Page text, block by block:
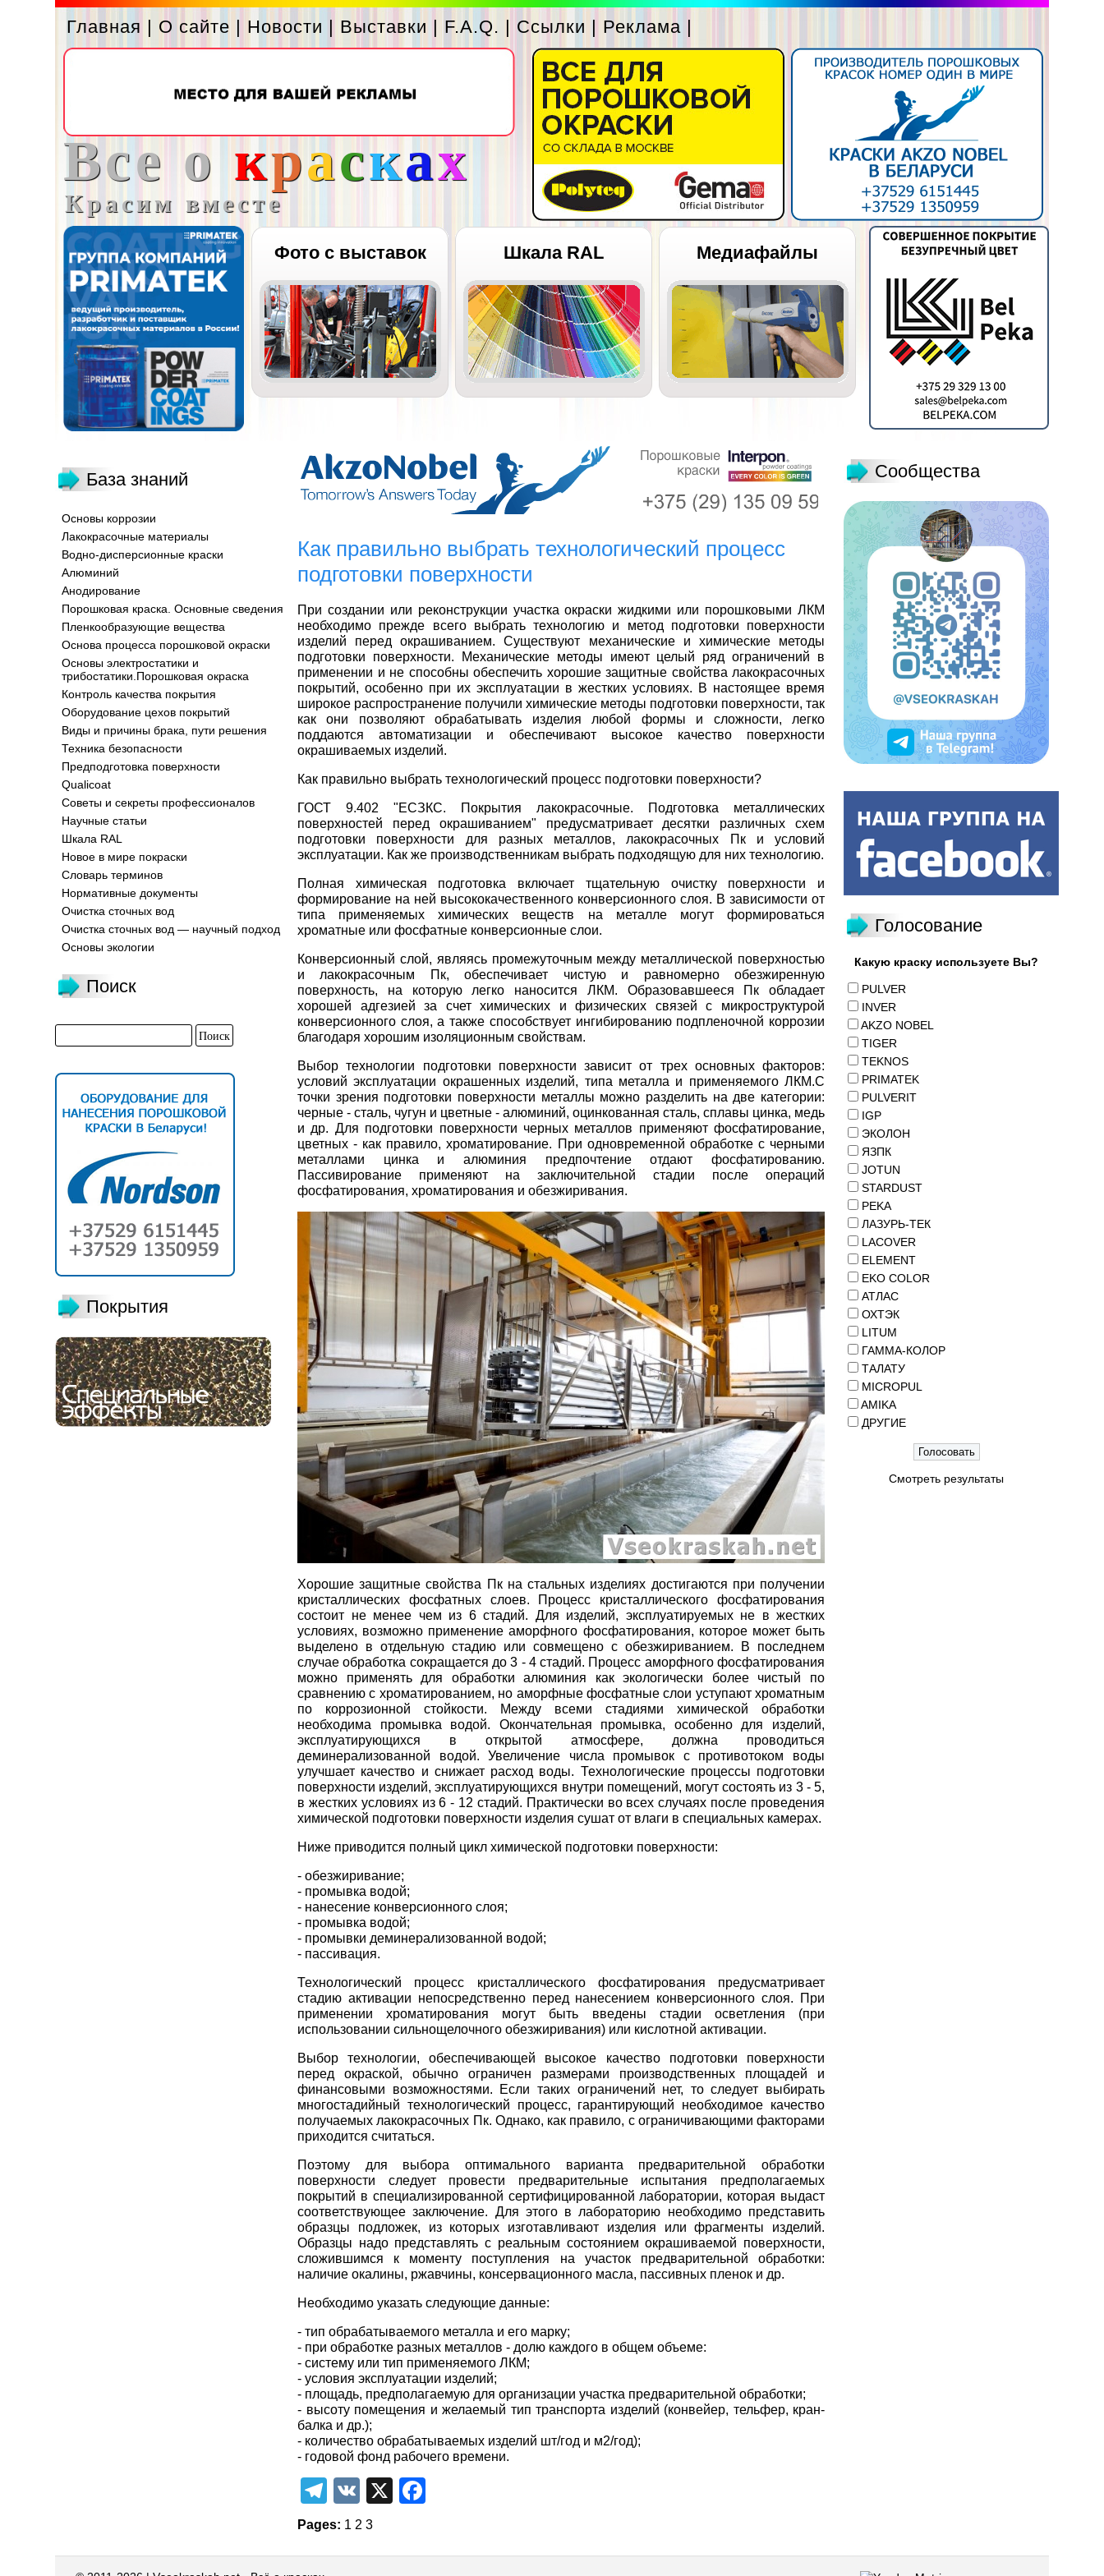
Главная | О сайте | Новости | Выставки | F.A.Q. | Ссылки | Реклама |
Все о красках
Красим вместе
Фото с выставок Шкала RAL Медиафайлы
База знаний
Основы коррозии
Лакокрасочные материалы
Водно-дисперсионные краски
Алюминий
Анодирование
Порошковая краска. Основные сведения
Пленкообразующие вещества
Основа процесса порошковой окраски
Основы электростатики и
трибостатики.Порошковая окраска
Контроль качества покрытия
Оборудование цехов покрытий
Виды и причины брака, пути решения
Техника безопасности
Предподготовка поверхности
Qualicoat
Советы и секреты профессионалов
Научные статьи
Шкала RAL
Новое в мире покраски
Словарь терминов
Нормативные документы
Очистка сточных вод
Очистка сточных вод — научный подход
Основы экологии
Поиск
Покрытия
Как правильно выбрать технологический процесс
подготовки поверхности
При создании или реконструкции участка окраски жидкими или порошковыми ЛКМ
необходимо прежде всего выбрать технологию и метод подготовки поверхности
изделий перед окрашиванием. Существуют механические и химические методы
подготовки поверхности. Механические методы имеют целый ряд ограничений в
применении и не способны обеспечить хорошие защитные свойства лакокрасочных
покрытий, особенно при их эксплуатации в жестких условиях. В настоящее время
широкое распространение получили химические методы подготовки поверхности, так
как они позволяют обрабатывать изделия любой формы и сложности, легко
поддаются автоматизации и обеспечивают высокое качество поверхности
окрашиваемых изделий.
Как правильно выбрать технологический процесс подготовки поверхности?
ГОСТ 9.402 "ЕСЗКС. Покрытия лакокрасочные. Подготовка металлических
поверхностей перед окрашиванием" предусматривает десятки различных схем
подготовки поверхности для разных металлов, лакокрасочных Пк и условий
эксплуатации. Как же производственникам выбрать подходящую для них технологию.
Полная химическая подготовка включает тщательную очистку поверхности и
формирование на ней высококачественного конверсионного слоя. В зависимости от
типа применяемых химических веществ на металле могут формироваться
хроматные или фосфатные конверсионные слои.
Конверсионный слой, являясь промежуточным между металлической поверхностью
и лакокрасочным Пк, обеспечивает чистую и равномерно обезжиренную
поверхность, на которую легко наносится ЛКМ. Образовавшееся Пк обладает
хорошей адгезией за счет химических и физических связей с микроструктурой
конверсионного слоя, а также способствует ингибированию подпленочной коррозии
благодаря хорошим изоляционным свойствам.
Выбор технологии подготовки поверхности зависит от трех основных факторов:
условий эксплуатации окрашенных изделий, типа металла и применяемого ЛКМ.С
точки зрения подготовки поверхности металлы можно разделить на две категории:
черные - сталь, чугун и цветные - алюминий, оцинкованная сталь, сплавы цинка, медь
и др. Для подготовки поверхности черных металлов применяют фосфатирование,
цветных - как правило, хроматирование. При одновременной обработке с черными
металлами цинка и алюминия предпочтение отдают фосфатированию.
Пассивирование применяют на заключительной стадии после операций
фосфатирования, хроматирования и обезжиривания.
Хорошие защитные свойства Пк на стальных изделиях достигаются при получении
кристаллических фосфатных слоев. Процесс кристаллического фосфатирования
состоит не менее чем из 6 стадий. Для изделий, эксплуатируемых не в жестких
условиях, возможно применение аморфного фосфатирования, которое может быть
выделено в отдельную стадию или совмещено с обезжириванием. В последнем
случае обработка сокращается до 3 - 4 стадий. Процесс аморфного фосфатирования
можно применять для обработкиалюминия как экологически более чистый по
сравнению с хроматированием, но аморфные фосфатные слои уступают хроматным
по коррозионной стойкости. Между всеми стадиями химической обработки
необходима промывка водой. Окончательная промывка, особенно для изделий,
эксплуатирующихся в открытой атмосфере, должна проводиться
деминерализованной водой. Увеличение числа промывок с противотоком воды
улучшает качество и снижает расход воды. Технологические процессы подготовки
поверхности изделий, эксплуатирующихся внутри помещений, могут состоять из 3 - 5,
в жестких условиях из 6 - 12 стадий. Практически во всех случаях после проведения
химической подготовки поверхности изделия сушат от влаги в специальных камерах.
Ниже приводится полный цикл химической подготовки поверхности:
- обезжиривание;
- промывка водой;
- нанесение конверсионного слоя;
- промывка водой;
- промывки деминерализованной водой;
- пассивация.
Технологический процесс кристаллического фосфатирования предусматривает
стадию активации непосредственно перед нанесением конверсионного слоя. При
применении хроматирования могут быть введены стадии осветления (при
использовании сильнощелочного обезжиривания) или кислотной активации.
Выбор технологии, обеспечивающей высокое качество подготовки поверхности
перед окраской, обычно ограничен размерами производственных площадей и
финансовыми возможностями. Если таких ограничений нет, то следует выбирать
многостадийный технологический процесс, гарантирующий необходимое качество
получаемых лакокрасочных Пк. Однако, как правило, с ограничивающими факторами
приходится считаться.
Поэтому для выбора оптимального варианта предварительной обработки
поверхности следует провести предварительные испытания предполагаемых
покрытий в специализированной сертифицированной лаборатории, которая выдаст
соответствующее заключение. Для этого в лабораторию необходимо представить
образцы подложек, из которых изготавливают изделия или фрагменты изделий.
Образцы надо представлять с реальным состоянием окрашиваемой поверхности,
сложившимся к моменту поступления на участок предварительной обработки:
наличие окалины, ржавчины, консервационного масла, пассивных пленок и др.
Необходимо указать следующие данные:
- тип обрабатываемого металла и его марку;
- при обработке разных металлов - долю каждого в общем объеме:
- систему или тип применяемого ЛКМ;
- условия эксплуатации изделий;
- площадь, предполагаемую для организации участка предварительной обработки;
- высоту помещения и желаемый тип транспорта изделий (конвейер, тельфер, кран-
балка и др.);
- количество обрабатываемых изделий шт/год и м2/год);
- годовой фонд рабочего времени.
Telegram
VK X
Pages: 1 2 3
Сообщества
Голосование
Какую краску используете Вы?
PULVER
INVER
AKZO NOBEL
TIGER
TEKNOS
PRIMATEK
PULVERIT
IGP
ЭКОЛОН
ЯЗПК
JOTUN
STARDUST
PEKA
ЛАЗУРЬ-ТЕК
LACOVER
ELEMENT
EKO COLOR
АТЛАС
ОХТЭК
LITUM
ГАММА-КОЛОР
ТАЛАТУ
MICROPUL
AMIKA
ДРУГИЕ
Смотреть результаты